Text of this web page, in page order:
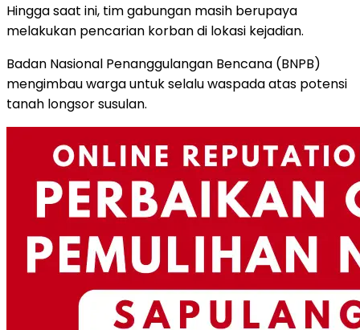
Hingga saat ini, tim gabungan masih berupaya
melakukan pencarian korban di lokasi kejadian.
Badan Nasional Penanggulangan Bencana (BNPB)
mengimbau warga untuk selalu waspada atas potensi
tanah longsor susulan.